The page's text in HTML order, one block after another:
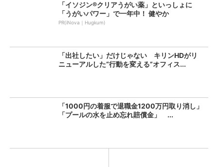
「イソジン®クリアうがい薬」といっしょに
「うがいパワー」で一年中！ 健やか
PR(iNova｜Hugkum)
「出社したい」だけじゃない キリンHDがリ
ニューアルした“行動を変える”オフィス...
「1000円の着服で退職金1200万円取り消し」
「プールの水を止め忘れ賠償金」 ...